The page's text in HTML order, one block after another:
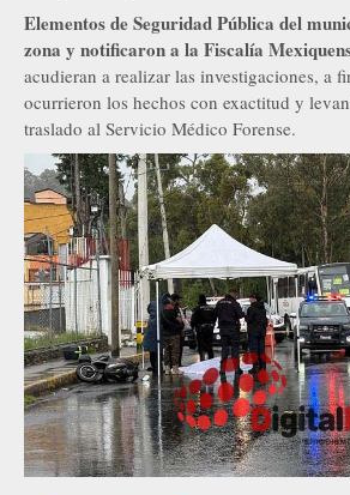
Elementos de Seguridad Pública del
zona y notificaron a la Fiscalía
acudieran a realizar las investigaciones, a
ocurrieron los hechos con exactitud y
traslado al Servicio Médico Forense.